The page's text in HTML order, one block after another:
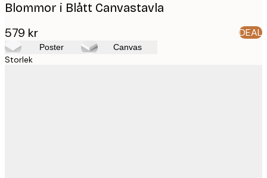
Blommor i Blått Canvastavla
579 kr DEAL
Poster Canvas
Storlek